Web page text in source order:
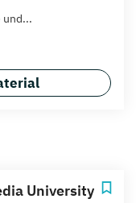
und...
University